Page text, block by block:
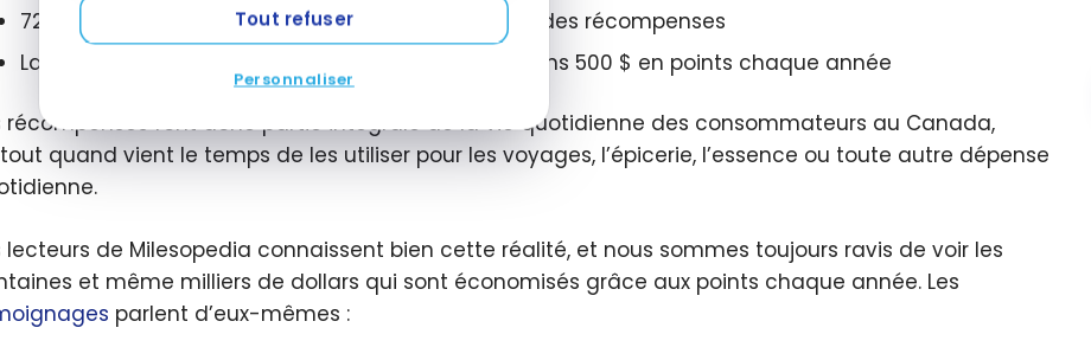
Tout refuser
Personnaliser
Bonis,
Exclusions
72 % de ces cartes de crédit permettent d’obtenir des récompenses
La famille canadienne moyenne accumule au moins 500 $ en points chaque année
récompenses font donc partie intégrale de la vie quotidienne des consommateurs au Canada,
quand vient le temps de les utiliser pour les voyages, l’épicerie, l’essence ou toute autre dépense
lecteurs de Milesopedia connaissent bien cette réalité, et nous sommes toujours ravis de voir les
et même milliers de dollars qui sont économisés grâce aux points chaque année. Les
parlent d’eux-mêmes :